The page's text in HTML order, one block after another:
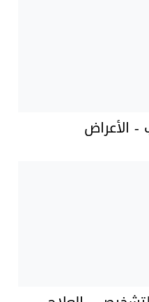
- الأعراض